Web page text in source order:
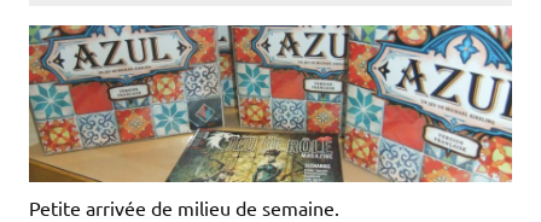
Petite arrivée de milieu de semaine.